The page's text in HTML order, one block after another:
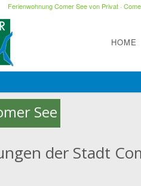
Ferienwohnung Comer See von Privat·
HOME
See
der Stadt